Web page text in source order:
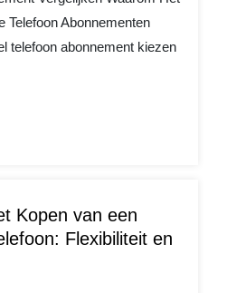
Telefoon Abonnementen
telefoon abonnement kiezen
Kopen van een
Flexibiliteit en